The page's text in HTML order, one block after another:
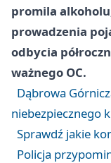
promila
prowadzenia
odbycia
ważnego OC.
Dąbrowa
niebezpiecznego
Sprawdź jakie
Policja